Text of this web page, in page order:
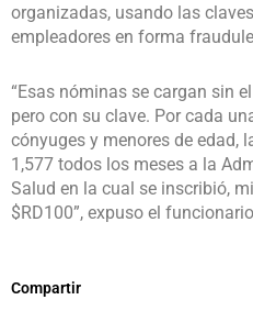
organizadas, usando las
empleadores en forma
“Esas nóminas se cargan sin
pero con su clave. Por cada
cónyuges y menores de edad,
1,577 todos los meses a la
Salud en la cual se inscribió,
$RD100”, expuso el
Compartir